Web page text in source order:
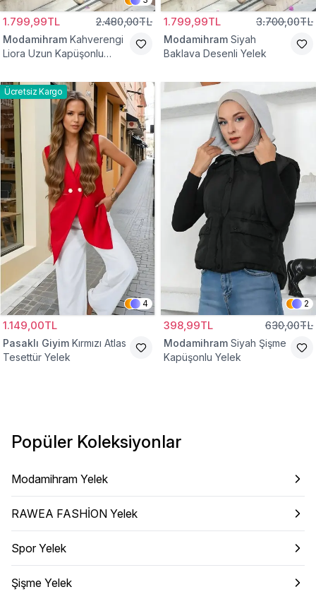
1.799,99TL 2.480,00TL
Modamihram Kahverengi
Liora Uzun Kapüşonlu
1.799,99TL 3.700,00TL
Modamihram Siyah
Baklava Desenli Yelek
Ücretsiz Kargo
4
1.149,00TL
Pasaklı Giyim Kırmızı Atlas
Tesettür Yelek
2
398,99TL 630,00TL
Modamihram Siyah Şişme
Kapüşonlu Yelek
Popüler Koleksiyonlar
Modamihram Yelek
RAWEA FASHİON Yelek
Spor Yelek
Şişme Yelek